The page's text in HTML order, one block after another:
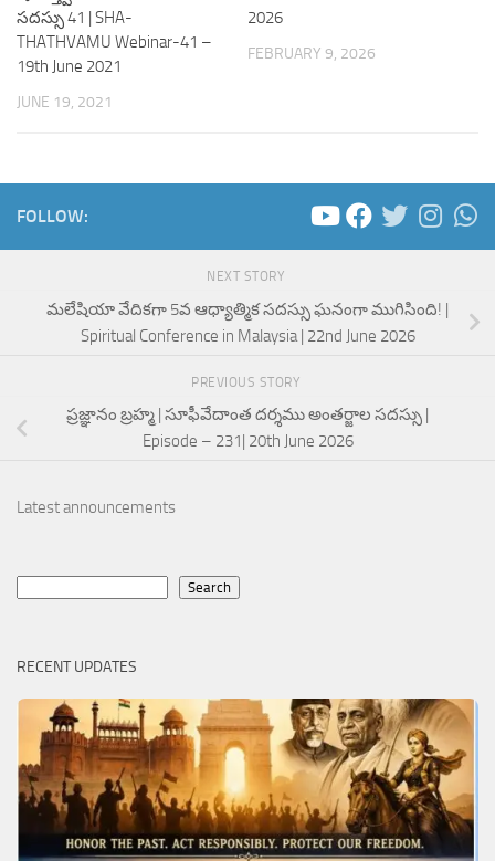
సదస్సు 41 | SHA-
THATHVAMU Webinar-41 –
19th June 2021
JUNE 19, 2021
2026
FEBRUARY 9, 2026
FOLLOW:
NEXT STORY
మలేషియా వేదికగా 5వ ఆధ్యాత్మిక సదస్సు ఘనంగా ముగిసింది! |
Spiritual Conference in Malaysia | 22nd June 2026
PREVIOUS STORY
ప్రజ్ఞానం బ్రహ్మ | సూఫీవేదాంత దర్శము అంతర్జాల సదస్సు |
Episode – 231| 20th June 2026
Latest announcements
Search
RECENT UPDATES